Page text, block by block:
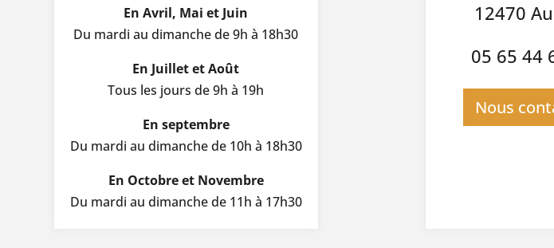
En Avril, Mai et Juin
Du mardi au dimanche de 9h à 18h30
En Juillet et Août
Tous les jours de 9h à 19h
En septembre
Du mardi au dimanche de 10h à 18h30
En Octobre et Novembre
Du mardi au dimanche de 11h à 17h30
12470
05 65 44
Nous